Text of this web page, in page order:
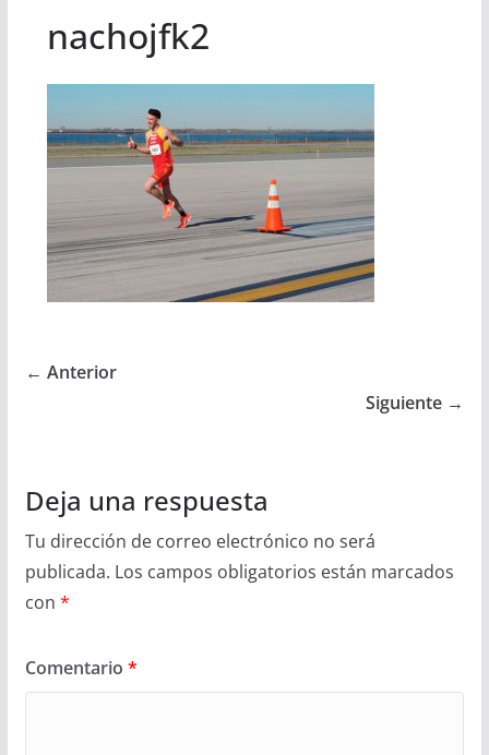
nachojfk2
← Anterior
Siguiente →
Deja una respuesta
Tu dirección de correo electrónico no será
publicada. Los campos obligatorios están marcados
con *
Comentario *